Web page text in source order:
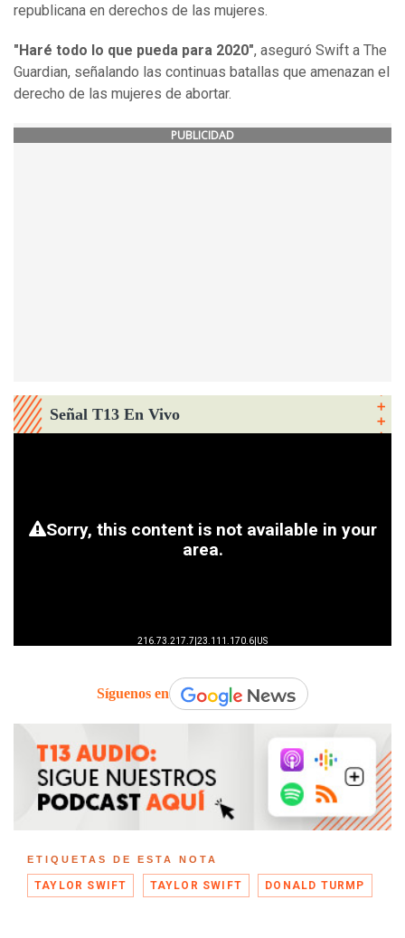
republicana en derechos de las mujeres.
"Haré todo lo que pueda para 2020", aseguró Swift a The
Guardian, señalando las continuas batallas que amenazan el
derecho de las mujeres de abortar.
PUBLICIDAD
Señal T13 En Vivo
Síguenos en
ETIQUETAS DE ESTA NOTA
TAYLOR SWIFT TAYLOR SWIFT DONALD TURMP